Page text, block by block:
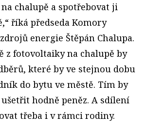
chalupě a spotřebovat ji
říká předseda Komory
energie Štěpán Chalupa.
z fotovoltaiky na chalupě by
které by ve stejnou dobu
do bytu ve městě. Tím by
hodně peněz. A sdílení
třeba i v rámci rodiny.